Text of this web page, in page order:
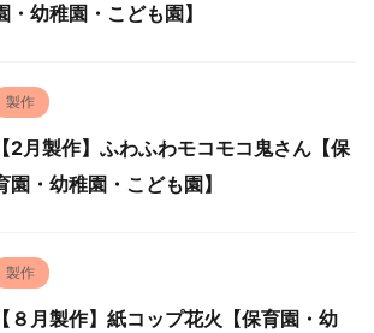
・幼稚園・こども園】
製作
【2月製作】ふわふわモコモコ鬼さん【保
園・幼稚園・こども園】
製作
【８月製作】紙コップ花火【保育園・幼